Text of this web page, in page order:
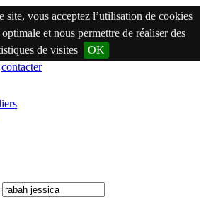
site, vous acceptez l’utilisation de cookies
et nous permettre de réaliser des
de visites
OK
contacter